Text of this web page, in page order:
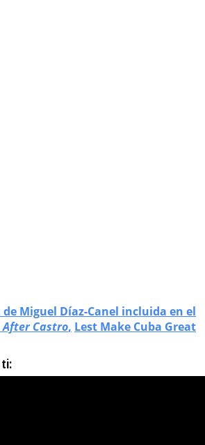
Miguel Díaz-Canel incluida en el
After Castro, Lest Make Cuba Great
ti: